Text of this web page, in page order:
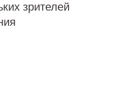
зрителей